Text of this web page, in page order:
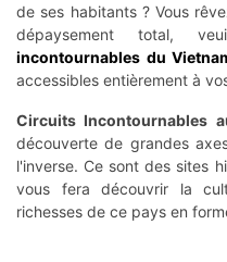
de ses habitants ? Vous
dépaysement total,
incontournables du
accessibles entièrement à
Circuits Incontournables
découverte de grandes
l'inverse. Ce sont des sites
vous fera découvrir la
richesses de ce pays en